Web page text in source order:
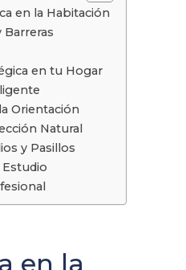
en la Habitación
Barreras
en tu Hogar
Orientación
Natural
y Pasillos
Estudio
en la